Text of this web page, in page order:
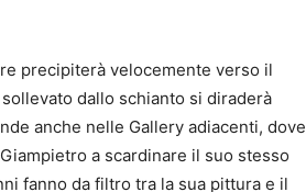
precipiterà velocemente verso il
dallo schianto si diraderà
anche nelle Gallery adiacenti, dove
a scardinare il suo stesso
fanno da filtro tra la sua pittura e il